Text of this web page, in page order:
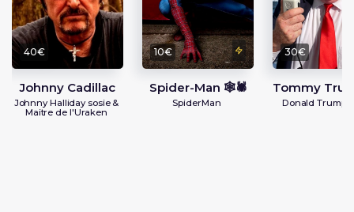
40€
Johnny Cadillac
Johnny Halliday sosie &
Maitre de l'Uraken
10€
Spider-Man 🕸️🕷️
SpiderMan
30€
Tommy
Donald Trump